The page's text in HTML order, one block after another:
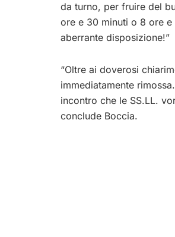
da turno, per fruire del
ore e 30 minuti o 8 ore
aberrante disposizione!”
“Oltre ai doverosi
immediatamente
incontro che le SS.LL.
conclude Boccia.